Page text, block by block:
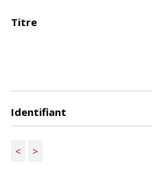
Titre
Identifiant
< >